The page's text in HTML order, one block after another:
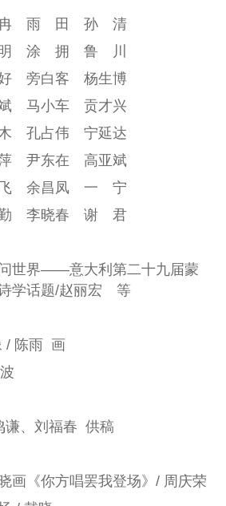
雨 田 孙 清
涂 拥 鲁 川
旁白客 杨生博
马小车 贡才兴
占伟 宁延达
尹东在 高亚斌
余昌凤 一 宁
李晓春 谢 君
世界——意大利第二十九届蒙
学话题/赵丽宏 等
陈雨 画
谦、刘福春 供稿
《你方唱罢我登场》/ 周庆荣